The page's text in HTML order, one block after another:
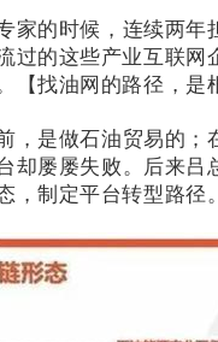
家的时候，连续两
过的这些产业互联
【找油网的路径，
，是做石油贸易的
却屡屡失败。后来
，制定平台转型路径